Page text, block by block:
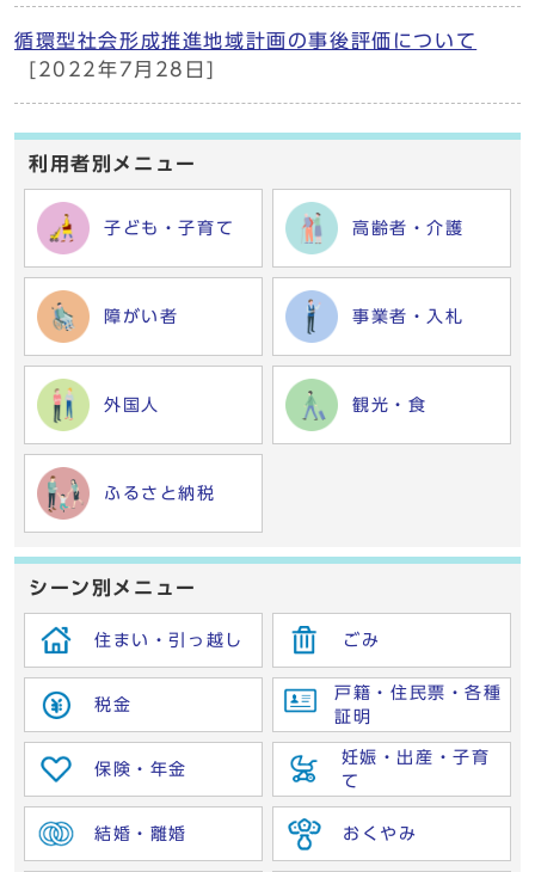
循環型社会形成推進地域計画の事後評価について
[2022年7月28日]
利用者別メニュー
子ども・子育て 高齢者・介護
障がい者 事業者・入札
外国人 観光・食
ふるさと納税
シーン別メニュー
住まい・引っ越し ごみ
税金
戸籍・住民票・各種
証明
保険・年金
妊娠・出産・子育
て
結婚・離婚 おくやみ